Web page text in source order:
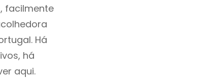
facilmente
Há
há
aqui.